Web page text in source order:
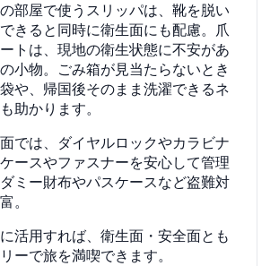
部屋で使うスリッパは、靴を脱い
きると同時に衛生面にも配慮。爪
トは、現地の衛生状態に不安があ
小物。ごみ箱が見当たらないとき
や、帰国後そのまま洗濯できるネ
助かります。
では、ダイヤルロックやカラビナ
ースやファスナーを安心して管理
ミー財布やパスケースなど盗難対
。
活用すれば、衛生面・安全面とも
ーで旅を満喫できます。